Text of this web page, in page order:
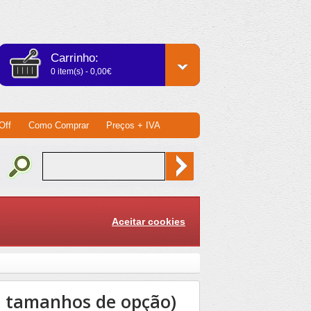
Carrinho:
0 item(s) - 0,00€
Como Comprar Preços + IVA
Aceitar cookies
tamanhos de opção)